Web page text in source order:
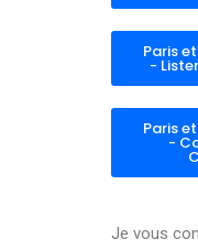
Paris
-
Paris
-
Je vous